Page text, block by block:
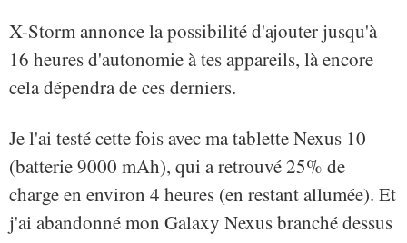
X-Storm annonce la possibilité d'ajouter jusqu'à
16 heures d'autonomie à tes appareils, là encore
cela dépendra de ces derniers.
Je l'ai testé cette fois avec ma tablette Nexus 10
(batterie 9000 mAh), qui a retrouvé 25% de
charge en environ 4 heures (en restant allumée). Et
j'ai abandonné mon Galaxy Nexus branché dessus